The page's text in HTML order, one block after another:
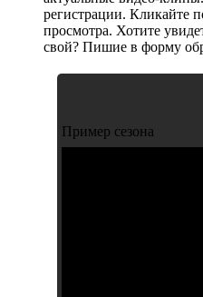
регистрации. Кликайте
просмотра. Хотите
свой? Пишие в форму
Пример сезона